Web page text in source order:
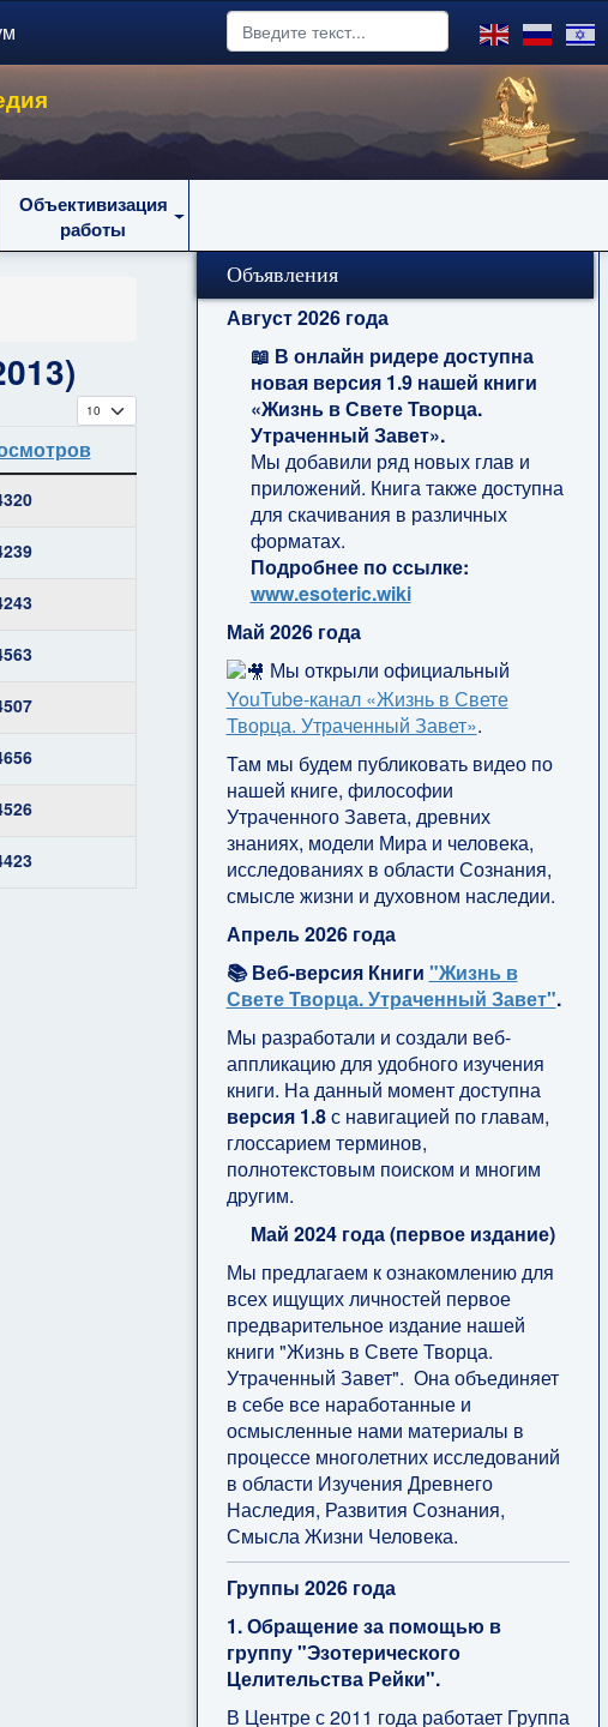
Объективизация
работы
Кол-во строк:
Объявления
Август 2026 года
📖 В онлайн ридере доступна
новая версия 1.9 нашей книги
«Жизнь в Свете Творца.
Утраченный Завет».
Мы добавили ряд новых глав и
приложений. Книга также доступна
для скачивания в различных
форматах.
Подробнее по ссылке:
www.esoteric.wiki
Май 2026 года
Мы открыли официальный
YouTube‑канал «Жизнь в Свете
Творца. Утраченный Завет».
Там мы будем публиковать видео по
нашей книге, философии
Утраченного Завета, древних
знаниях, модели Мира и человека,
исследованиях в области Сознания,
смысле жизни и духовном наследии.
Апрель 2026 года
📚 Веб-версия Книги "Жизнь в
Свете Творца. Утраченный Завет".
Мы разработали и создали веб-
аппликацию для удобного изучения
книги. На данный момент доступна
версия 1.8с навигацией по главам,
глоссарием терминов,
полнотекстовым поиском и многим
другим.
Май 2024 года (первое издание)
Мы предлагаем к ознакомлению для
всех ищущих личностей первое
предварительное издание нашей
книги "Жизнь в Свете Творца.
Утраченный Завет". Она объединяет
в себе все наработанные и
осмысленные нами материалы в
процессе многолетних исследований
в области Изучения Древнего
Наследия, Развития Сознания,
Смысла Жизни Человека.
Группы 2026 года
1. Обращение за помощью в
группу "Эзотерического
Целительства Рейки".
В Центре с 2011 года работает Группа